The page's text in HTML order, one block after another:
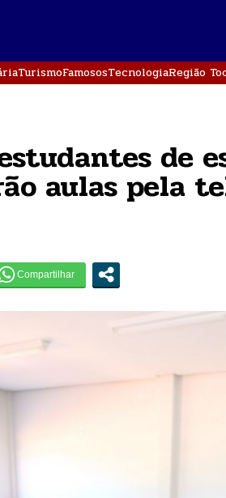
TurismoFamososTecnologiaRegião
de
aulas pela